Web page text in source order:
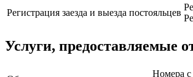
Регистрация заезда и выезда постояльцев
Услуги, предоставляемые
Номера